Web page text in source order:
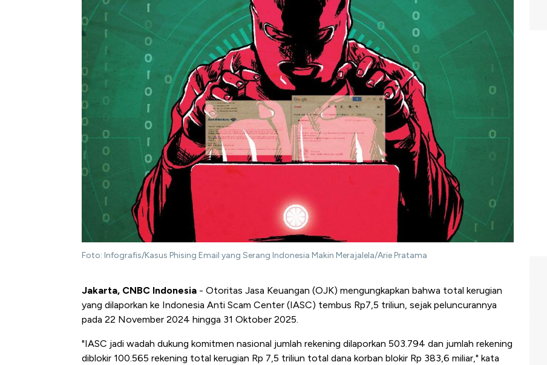
Foto: Infografis/Kasus Phising Email yang Serang Indonesia Makin Merajalela/Arie Pratama
Jakarta, CNBC Indonesia - Otoritas Jasa Keuangan (OJK) mengungkapkan bahwa total kerugian
yang dilaporkan ke Indonesia Anti Scam Center (IASC) tembus Rp7,5 triliun, sejak peluncurannya
pada 22 November 2024 hingga 31 Oktober 2025.
"IASC jadi wadah dukung komitmen nasional jumlah rekening dilaporkan 503.794 dan jumlah rekening
diblokir 100.565 rekening total kerugian Rp 7,5 triliun total dana korban blokir Rp 383,6 miliar," kata